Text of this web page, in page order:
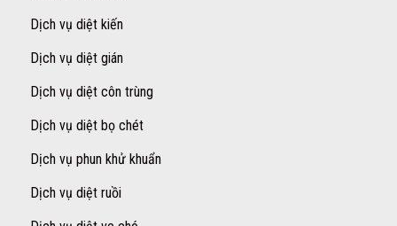
Dịch vụ diệt kiến
Dịch vụ diệt gián
Dịch vụ diệt côn trùng
Dịch vụ diệt bọ chét
Dịch vụ phun khử khuẩn
Dịch vụ diệt ruồi